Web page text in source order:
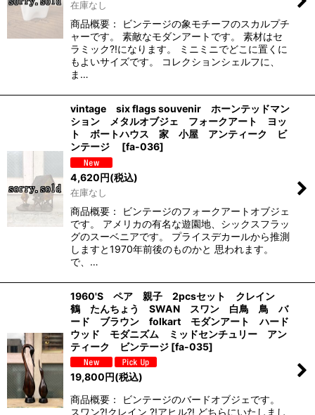
在庫なし
商品概要： ビンテージの象モチーフのスカルプチ
ャーです。 素敵なモダンアートです。 素材はセ
ラミック?!になります。 ミニミニでどこに置くに
もよいサイズです。 コレクションシェルフに、
ま…
vintage six flags souvenir ホーンテッドマン
ション メタルオブジェ フォークアート ヨッ
ト ボートハウス 家 小屋 アンティーク ビ
ンテージ
[fa-036]
4,620円(税込)
在庫なし
商品概要： ビンテージのフォークアートオブジェ
です。 アメリカの有名な遊園地、シックスフラッ
グのスーベニアです。 プライスデカールから推測
しますと1970年前後のものかと 思われます。
で、…
1960'S ペア 親子 2pcsセット クレイン
鶴 たんちょう SWAN スワン 白鳥 鳥 バ
ード ブラウン folkart モダンアート ハード
ウッド モダニズム ミッドセンチュリー アン
ティーク ビンテージ [fa-035]
19,800円(税込)
商品概要： ビンテージのバードオブジェです。
スワン?!クレイン ?!アヒル?! どちらにいたしまし